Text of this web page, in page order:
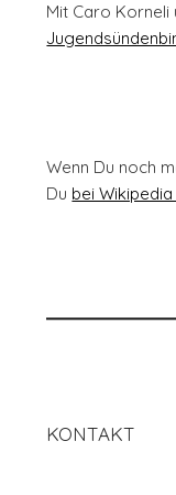
Mit Caro Korneli
Wenn Du noch
Du bei
KONTAKT